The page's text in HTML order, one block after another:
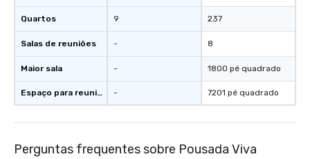
Quartos
Salas de reuniões
Maior sala
Espaço para reuniões
9
-
-
-
237
8
1800 pé quadrado
7201 pé quadrado
Perguntas frequentes sobre Pousada Viva